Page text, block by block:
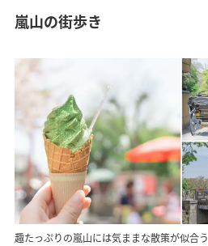
嵐山の街歩き
趣たっぷりの嵐山には気ままな散策が似合う